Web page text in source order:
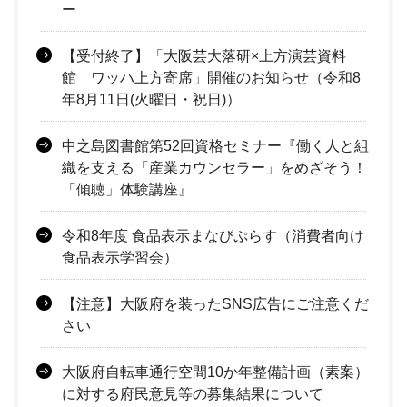
ー
【受付終了】「大阪芸大落研×上方演芸資料
館 ワッハ上方寄席」開催のお知らせ（令和8
年8月11日(火曜日・祝日)）
中之島図書館第52回資格セミナー『働く人と組
織を支える「産業カウンセラー」をめざそう！
「傾聴」体験講座』
令和8年度 食品表示まなびぷらす（消費者向け
食品表示学習会）
【注意】大阪府を装ったSNS広告にご注意くだ
さい
大阪府自転車通行空間10か年整備計画（素案）
に対する府民意見等の募集結果について